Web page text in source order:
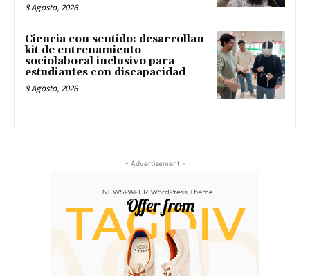
8 Agosto, 2026
Ciencia con sentido: desarrollan
kit de entrenamiento
sociolaboral inclusivo para
estudiantes con discapacidad
8 Agosto, 2026
- Advertisement -